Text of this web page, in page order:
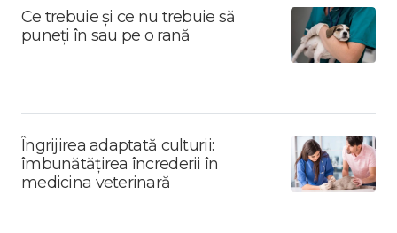
Ce trebuie și ce nu trebuie să
puneți în sau pe o rană
Îngrijirea adaptată culturii:
îmbunătățirea încrederii în
medicina veterinară